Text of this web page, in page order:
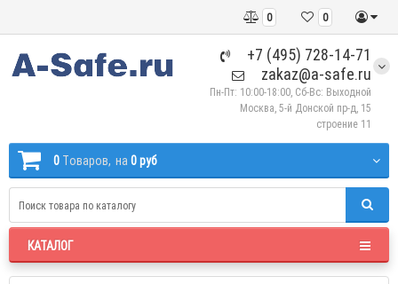
0
0
+7 (495) 728-14-71
zakaz@a-safe.ru
Пн-Пт: 10:00-18:00, Сб-Вс: Выходной
Москва, 5-й Донской пр-д, 15
строение 11
0 Tоваров, на 0 руб
КАТАЛОГ